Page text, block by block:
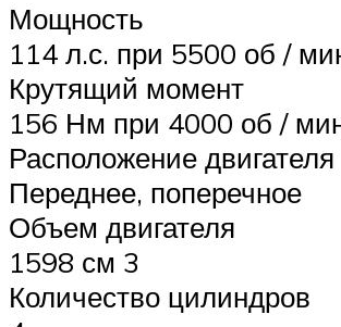
Мощность
114 л.с. при 5500 об /
Крутящий момент
156 Нм при 4000 об /
Расположение двигателя
Переднее, поперечное
Объем двигателя
1598 см 3
Количество цилиндров